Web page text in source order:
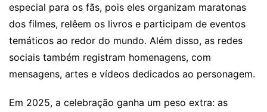
especial para os fãs, pois eles organizam maratonas
dos filmes, relêem os livros e participam de eventos
temáticos ao redor do mundo. Além disso, as redes
sociais também registram homenagens, com
mensagens, artes e vídeos dedicados ao personagem.
Em 2025, a celebração ganha um peso extra: as